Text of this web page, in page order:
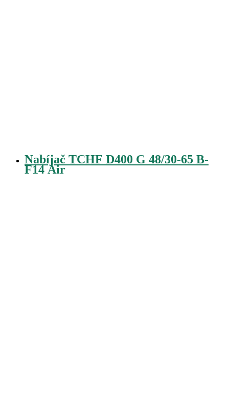
Nabíjač TCHF D400 G 48/30-65 B-
F14 Air